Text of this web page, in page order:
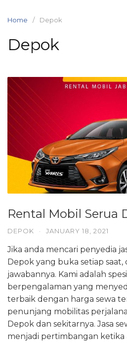
Home Depok
Depok
Rental Mobil Serua
DEPOK · JANUARY 18, 2021
Jika anda mencari penyedia
Depok yang buka setiap
jawabannya. Kami adalah
berpengalaman yang
terbaik dengan harga sewa
penunjang mobilitas
Depok dan sekitarnya. Jasa
menjadi pertimbangan ketika